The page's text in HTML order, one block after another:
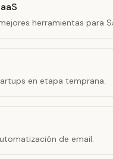
herramientas para
en etapa temprana.
de email.